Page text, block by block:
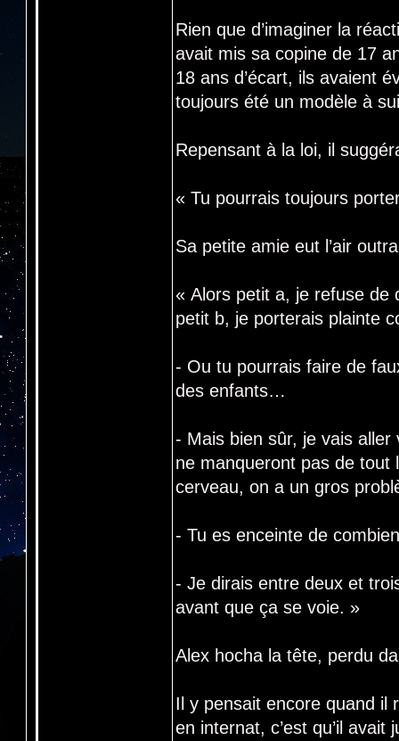
Rien que d’imaginer la
avait mis sa copine de 17
18 ans d’écart, ils avaient
toujours été un modèle à
Repensant à la loi, il
« Tu pourrais toujours
Sa petite amie eut l’air
« Alors petit a, je refuse de
petit b, je porterais plainte
- Ou tu pourrais faire de
des enfants…
- Mais bien sûr, je vais
ne manqueront pas de tout
cerveau, on a un gros
- Tu es enceinte de
- Je dirais entre deux et
avant que ça se voie. »
Alex hocha la tête, perdu
Il y pensait encore quand il
en internat, c’est qu’il